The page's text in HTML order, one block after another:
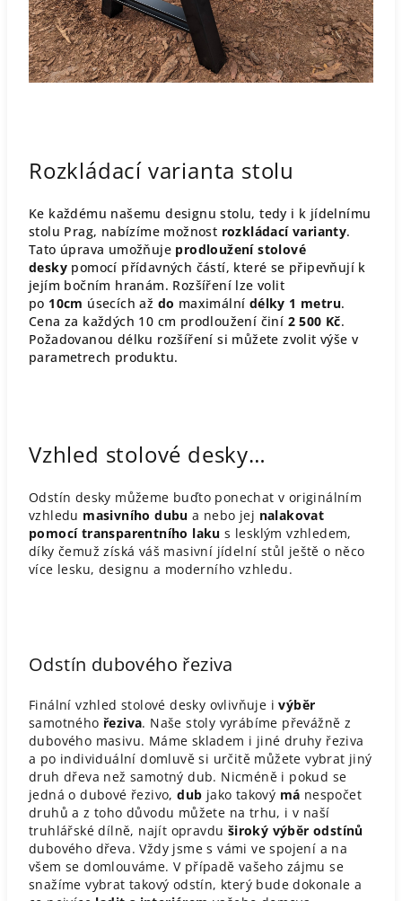
Rozkládací varianta stolu
Ke každému našemu designu stolu, tedy i k jídelnímu
stolu Prag, nabízíme možnost rozkládací varianty.
Tato úprava umožňuje prodloužení stolové
desky pomocí přídavných částí, které se připevňují k
jejím bočním hranám. Rozšíření lze volit
po 10cm úsecích až do maximální délky 1 metru.
Cena za každých 10 cm prodloužení činí 2 500 Kč.
Požadovanou délku rozšíření si můžete zvolit výše v
parametrech produktu.
Vzhled stolové desky…
Odstín desky můžeme buďto ponechat v originálním
vzhledu masivního dubu a nebo jej nalakovat
pomocí transparentního lakus lesklým vzhledem,
díky čemuž získá váš masivní jídelní stůl ještě o něco
více lesku, designu a moderního vzhledu.
Odstín dubového řeziva
Finální vzhled stolové desky ovlivňuje ivýběr
samotného řeziva. Naše stoly vyrábíme převážně z
dubového masivu. Máme skladem i jiné druhy řeziva
a po individuální domluvě si určitě můžete vybrat jiný
druh dřeva než samotný dub. Nicméně i pokud se
jedná o dubové řezivo,dub jako takový má nespočet
druhů a z toho důvodu můžete na trhu, i v naší
truhlářské dílně, najít opravdu široký výběr odstínů
dubového dřeva. Vždy jsme s vámi ve spojení a na
všem se domlouváme. V případě vašeho zájmu se
snažíme vybrat takový odstín, který bude dokonale a